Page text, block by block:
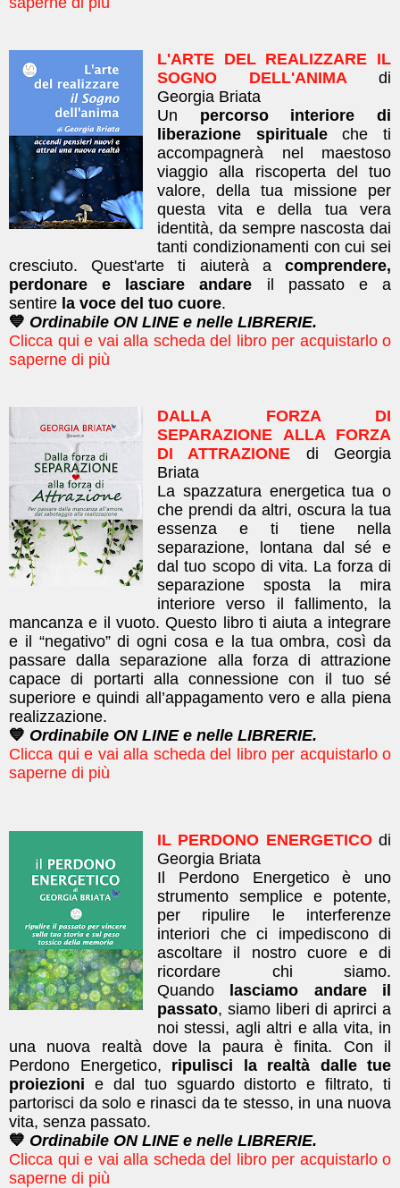
L'ARTE DEL REALIZZARE IL
SOGNO DELL'ANIMA
di
Georgia Briata
Un percorso interiore di
liberazione spiritualeche ti
accompagnerà nel maestoso
viaggio alla riscoperta del tuo
valore, della tua missione per
questa vita e della tua vera
identità, da sempre nascosta dai
tanti condizionamenti con cui sei
cresciuto. Quest'arte ti aiuterà a comprendere,
perdonare e lasciare andare il passato e a
sentire la voce del tuo cuore.
💙 Ordinabile ON LINE e nelle LIBRERIE.
Clicca qui e vai alla scheda del libro per acquistarlo o
saperne di più
DALLA FORZA DI
SEPARAZIONE ALLA FORZA
DI ATTRAZIONE
di Georgia
Briata
La spazzatura energetica tua o
che prendi da altri, oscura la tua
essenza e ti tiene nella
separazione, lontana dal sé e
dal tuo scopo di vita. La forza di
separazione sposta la mira
interiore verso il fallimento, la
mancanza e il vuoto. Questo libro ti aiuta a integrare
e il “negativo” di ogni cosa e la tua ombra, così da
passare dalla separazione alla forza di attrazione
capace di portarti alla connessione con il tuo sé
superiore e quindi all’appagamento vero e alla piena
realizzazione.
💙 Ordinabile ON LINE e nelle LIBRERIE.
Clicca qui e vai alla scheda del libro per acquistarlo o
saperne di più
IL PERDONO ENERGETICOdi
Georgia Briata
Il Perdono Energetico è uno
strumento semplice e potente,
per ripulire le interferenze
interiori che ci impediscono di
ascoltare il nostro cuore e di
ricordare chi siamo.
Quando lasciamo andare il
passato, siamo liberi di aprirci a
noi stessi, agli altri e alla vita, in
una nuova realtà dove la paura è finita. ​Con il
Perdono Energetico, ripulisci la realtà dalle tue
proiezioni e dal tuo sguardo distorto e filtrato, ti
partorisci da solo e rinasci da te stesso, in una nuova
vita, senza passato.
💙 Ordinabile ON LINE e nelle LIBRERIE.
Clicca qui e vai alla scheda del libro per acquistarlo o
saperne di più